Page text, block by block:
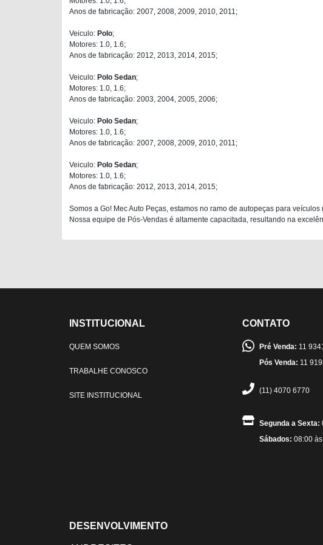
Anos de fabricação: 2007, 2008, 2009, 2010, 2011;
Veiculo: Polo;
Motores: 1.0, 1.6;
Anos de fabricação: 2012, 2013, 2014, 2015;
Veiculo: Polo Sedan;
Motores: 1.0, 1.6;
Anos de fabricação: 2003, 2004, 2005, 2006;
Veiculo: Polo Sedan;
Motores: 1.0, 1.6;
Anos de fabricação: 2007, 2008, 2009, 2010, 2011;
Veiculo: Polo Sedan;
Motores: 1.0, 1.6;
Anos de fabricação: 2012, 2013, 2014, 2015;
Somos a Go! Mec Auto Peças, estamos no ramo de autopeças para
Nossa equipe de Pós-Vendas é altamente capacitada, resultando na
INSTITUCIONAL
QUEM SOMOS
TRABALHE CONOSCO
SITE INSTITUCIONAL
CONTATO
Pré Venda: 11
Pós Venda: 11
(11) 4070 6770
Segunda a Sexta:
Sábados: 08:00
DESENVOLVIMENTO